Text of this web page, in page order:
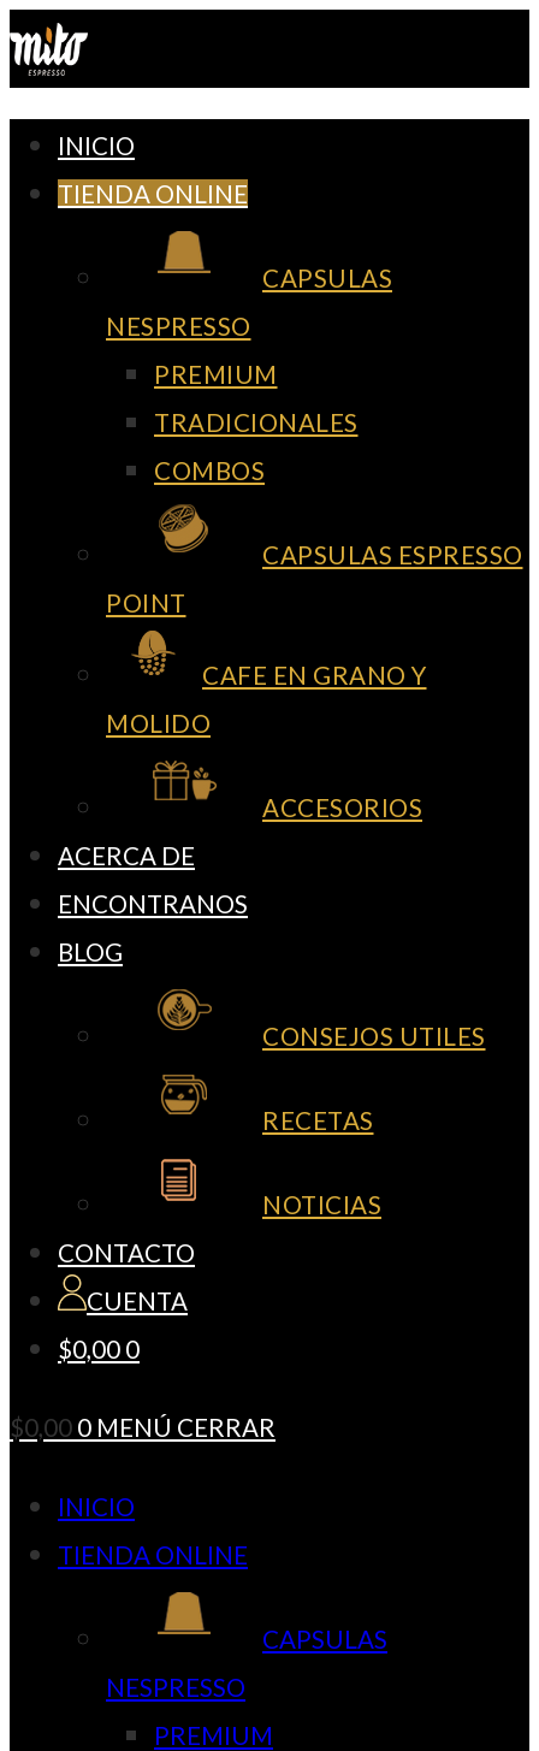
Ir
al
contenido
INICIO
TIENDA ONLINE
CAPSULAS
NESPRESSO
PREMIUM
TRADICIONALES
COMBOS
CAPSULAS ESPRESSO
POINT
CAFE EN GRANO Y
MOLIDO
ACCESORIOS
ACERCA DE
ENCONTRANOS
BLOG
CONSEJOS UTILES
RECETAS
NOTICIAS
CONTACTO
CUENTA
$0,00 0
$0,00 0 MENÚ CERRAR
INICIO
TIENDA ONLINE
CAPSULAS
NESPRESSO
PREMIUM